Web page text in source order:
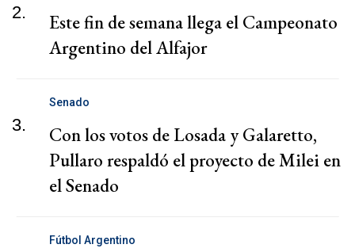
2.
Este fin de semana llega el Campeonato
Argentino del Alfajor
3.
Senado
Con los votos de Losada y Galaretto,
Pullaro respaldó el proyecto de Milei en
el Senado
Fútbol Argentino